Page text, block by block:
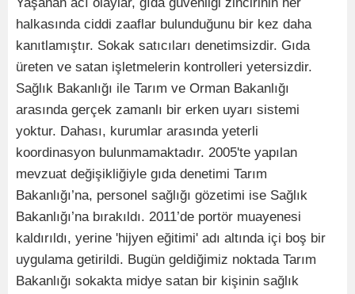
halkasında ciddi zaaflar bulunduğunu bir kez daha
kanıtlamıştır. Sokak satıcıları denetimsizdir. Gıda
üreten ve satan işletmelerin kontrolleri yetersizdir.
Sağlık Bakanlığı ile Tarım ve Orman Bakanlığı
arasında gerçek zamanlı bir erken uyarı sistemi
yoktur. Dahası, kurumlar arasında yeterli
koordinasyon bulunmamaktadır. 2005'te yapılan
mevzuat değişikliğiyle gıda denetimi Tarım
Bakanlığı’na, personel sağlığı gözetimi ise Sağlık
Bakanlığı’na bırakıldı. 2011’de portör muayenesi
kaldırıldı, yerine 'hijyen eğitimi' adı altında içi boş bir
uygulama getirildi. Bugün geldiğimiz noktada Tarım
Bakanlığı sokakta midye satan bir kişinin sağlık